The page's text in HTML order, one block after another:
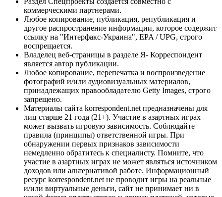
коммерческими партнерами.
Любое копирование, публикация, републикация и
другое распространение информации, которое содержит
ссылку на "Интерфакс-Украина", EPA / UPG, строго
воспрещается.
Владелец веб-страницы в разделе Я- Корреспондент
является автор публикации.
Любое копирование, перепечатка и воспроизведение
фотографий и/или аудиовизуальных материалов,
принадлежащих правообладателю Getty Images, строго
запрещено.
Материалы сайта korrespondent.net предназначены для
лиц старше 21 года (21+). Участие в азартных играх
может вызвать игровую зависимость. Соблюдайте
правила (принципы) ответственной игры. При
обнаружении первых признаков зависимости
немедленно обратитесь к специалисту. Помните, что
участие в азартных играх не может являться источником
доходов или альтернативой работе. Информационный
ресурс korrespondent.net не проводит игры на реальные
и/или виртуальные деньги, сайт не принимает ни в